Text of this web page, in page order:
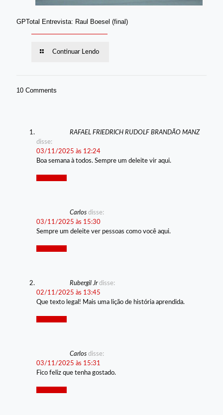
GPTotal Entrevista: Raul Boesel (final)
Continuar Lendo
10 Comments
RAFAEL FRIEDRICH RUDOLF BRANDÃO MANZ
disse:
03/11/2025 às 12:24
Boa semana à todos. Sempre um deleite vir aqui.
Carlos disse:
03/11/2025 às 15:30
Sempre um deleite ver pessoas como você aqui.
Rubergil Jr disse:
02/11/2025 às 13:45
Que texto legal! Mais uma lição de história aprendida.
Carlos disse:
03/11/2025 às 15:31
Fico feliz que tenha gostado.